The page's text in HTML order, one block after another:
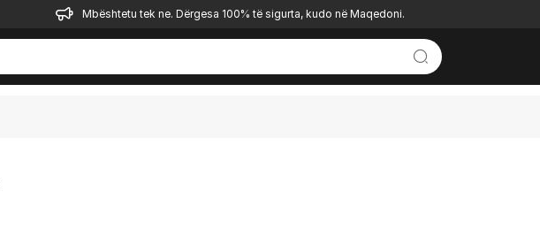
Mbështetu tek ne. Dërgesa 100% të sigurta, kudo në Maqedoni.